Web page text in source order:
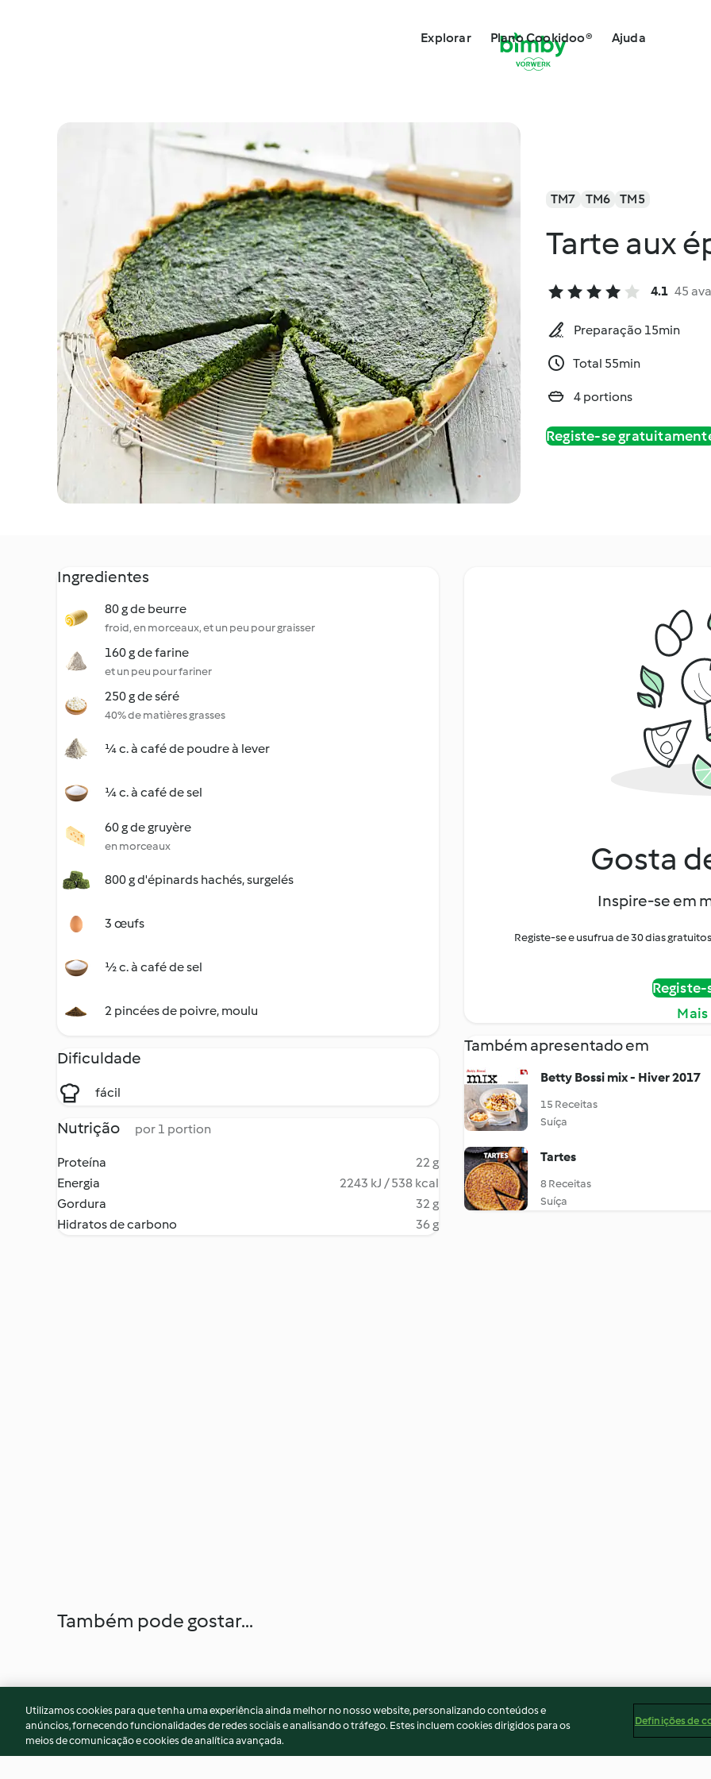
Explorar Plano Cookidoo® Ajuda
TM7 TM6 TM5
Tarte aux
4.1 45
Preparação 15min
Total 55min
4 portions
Registe-se
Ingredientes
80 g de beurre
froid, en morceaux, et un peu pour graisser
160 g de farine
et un peu pour fariner
250 g de séré
40% de matières grasses
¼ c. à café de poudre à lever
¼ c. à café de sel
60 g de gruyère
en morceaux
800 g d'épinards hachés, surgelés
3 œufs
½ c. à café de sel
2 pincées de poivre, moulu
Dificuldade
fácil
Nutrição por 1 portion
Proteína
22 g
Energia
2243 kJ / 538 kcal
Gordura
32 g
Hidratos de carbono
36 g
Gosta
Inspire-se em
Registe-se e usufrua de 30 dias
Também apresentado em
Betty Bossi mix - Hiver 2017
15 Receitas
Suíça
Tartes
8 Receitas
Suíça
Também pode gostar...
Utilizamos cookies para que tenha uma experiência ainda melhor no nosso website, personalizando conteúdos e
anúncios, fornecendo funcionalidades de redes sociais e analisando o tráfego. Estes incluem cookies dirigidos para os
meios de comunicação e cookies de analítica avançada.
Definições de